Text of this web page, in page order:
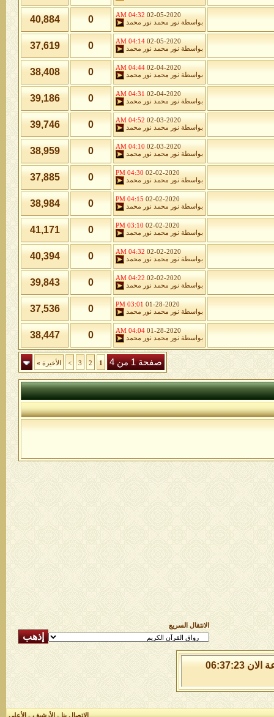
02-05-2020
04:32 AM
بواسطة نور محمد نور محمد 0
40,884
02-05-2020
04:14 AM
بواسطة نور محمد نور محمد 0
37,619
02-04-2020
04:44 AM
بواسطة نور محمد نور محمد 0
38,408
02-04-2020
04:31 AM
بواسطة نور محمد نور محمد 0
39,186
02-03-2020
04:52 AM
بواسطة نور محمد نور محمد 0
39,746
02-03-2020
04:10 AM
بواسطة نور محمد نور محمد 0
38,959
02-02-2020
04:30 PM
بواسطة نور محمد نور محمد 0
37,885
02-02-2020
04:15 PM
بواسطة نور محمد نور محمد 0
38,984
02-02-2020
03:10 PM
بواسطة نور محمد نور محمد 0
41,171
02-02-2020
04:32 AM
بواسطة نور محمد نور محمد 0
40,394
02-02-2020
04:22 AM
بواسطة نور محمد نور محمد 0
39,843
01-28-2020
03:01 PM
بواسطة نور محمد نور محمد 0
37,536
01-28-2020
04:04 AM
بواسطة نور محمد نور محمد 0
38,447
صفحة 1 من 4 1
2
3
> الأخيرة »
الانتقال السريع
السبت 8 من اغسطس 2026 , الساعة الان 06:37:23
الاتصال بنا-الأرشيف-الأعلى